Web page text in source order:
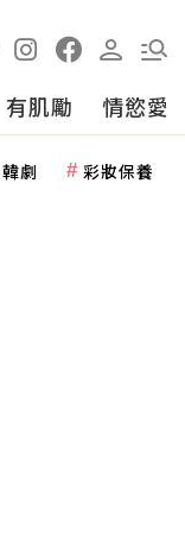
有肌勵 情慾愛
韓劇 彩妝保養